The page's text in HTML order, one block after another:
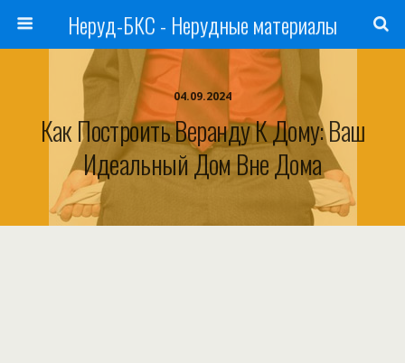
Неруд-БКС - Нерудные материалы
04.09.2024
Как Построить Веранду К Дому: Ваш
Идеальный Дом Вне Дома